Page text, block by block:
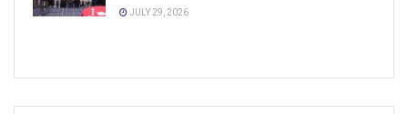
JULY 29, 2026